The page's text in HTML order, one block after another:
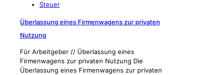
Steuer
Überlassung eines Firmenwagens zur privaten
Nutzung
Für Arbeitgeber // Überlassung eines
Firmenwagens zur privaten Nutzung Die
Überlassung eines Firmenwagens zur privaten